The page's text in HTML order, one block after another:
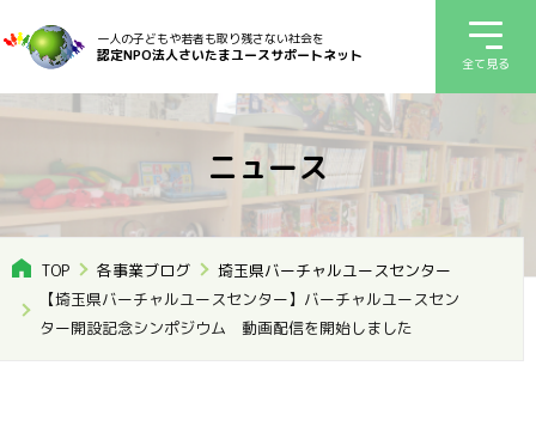
一人の子どもや若者も取り残さない社会を
認定NPO法人さいたまユースサポートネット 全て見る
ニュース
TOP 各事業ブログ
埼玉県バーチャルユースセンター
【埼玉県バーチャルユースセンター】バーチャルユースセン
ター開設記念シンポジウム 動画配信を開始しました